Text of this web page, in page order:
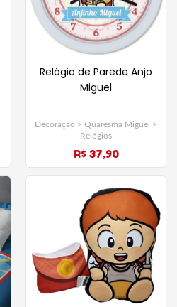
Relógio de Parede Anjo
Miguel
Decoração > Quaresma Miguel >
Relógios
R$ 37,90